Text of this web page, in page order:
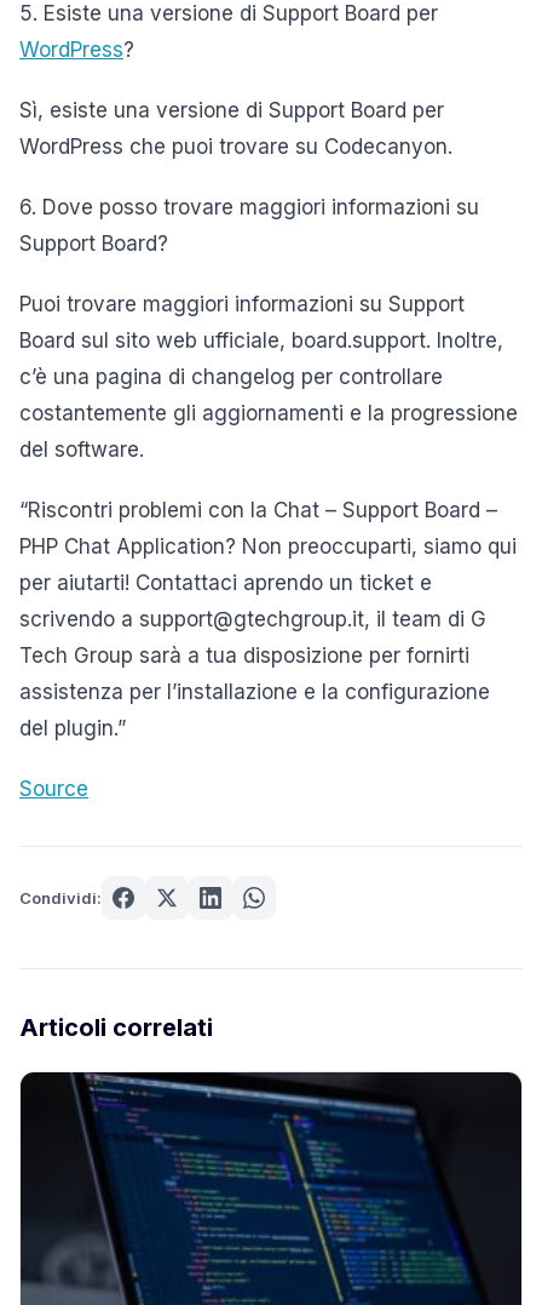
5. Esiste una versione di Support Board per
WordPress?
Sì, esiste una versione di Support Board per
WordPress che puoi trovare su Codecanyon.
6. Dove posso trovare maggiori informazioni su
Support Board?
Puoi trovare maggiori informazioni su Support
Board sul sito web ufficiale, board.support. Inoltre,
c’è una pagina di changelog per controllare
costantemente gli aggiornamenti e la progressione
del software.
“Riscontri problemi con la Chat – Support Board –
PHP Chat Application? Non preoccuparti, siamo qui
per aiutarti! Contattaci aprendo un ticket e
scrivendo a support@gtechgroup.it, il team di G
Tech Group sarà a tua disposizione per fornirti
assistenza per l’installazione e la configurazione
del plugin.”
Source
Condividi:
Articoli correlati